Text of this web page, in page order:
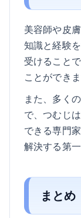
美容師や皮
知識と経験
受けること
ことができま
また、多く
で、つむじ
できる専門
解決する第
まとめ